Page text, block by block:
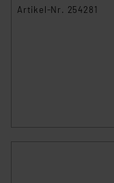
Artikel-Nr. 254281